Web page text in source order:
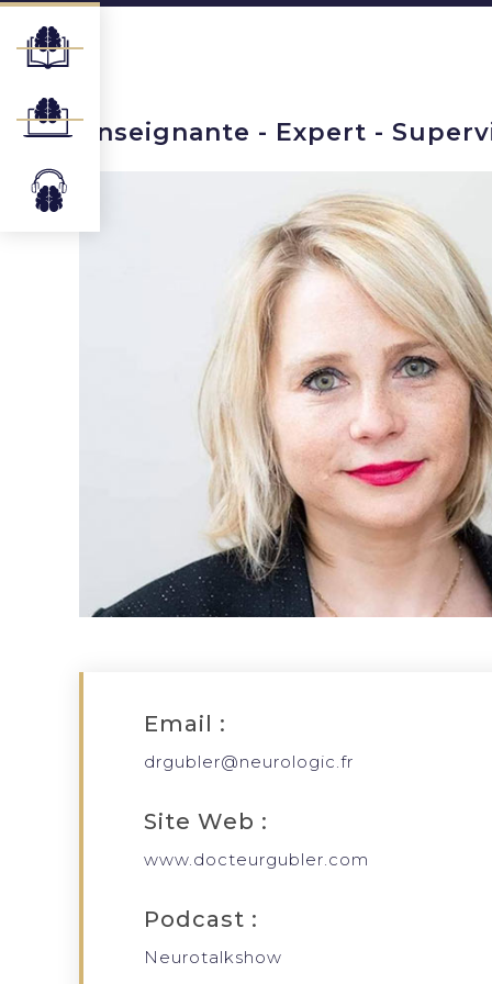
Enseignante - Expert -
Email :
drgubler@neurologic.fr
Site Web :
www.docteurgubler.com
Podcast :
Neurotalkshow